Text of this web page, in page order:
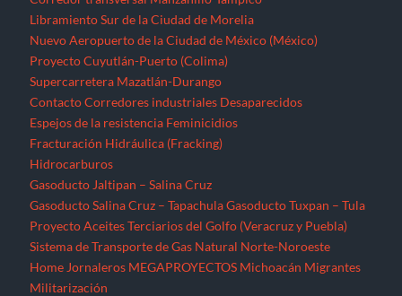
Libramiento Sur de la Ciudad de Morelia
Nuevo Aeropuerto de la Ciudad de México (México)
Proyecto Cuyutlán-Puerto (Colima)
Supercarretera Mazatlán-Durango
Contacto Corredores industriales Desaparecidos
Espejos de la resistencia Feminicidios
Fracturación Hidráulica (Fracking)
Hidrocarburos
Gasoducto Jaltipan – Salina Cruz
Gasoducto Salina Cruz – Tapachula Gasoducto Tuxpan – Tula
Proyecto Aceites Terciarios del Golfo (Veracruz y Puebla)
Sistema de Transporte de Gas Natural Norte-Noroeste
Home Jornaleros MEGAPROYECTOS Michoacán Migrantes
Militarización